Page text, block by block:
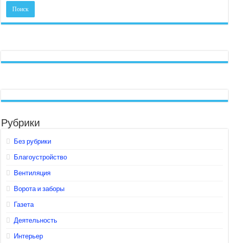
Рубрики
Без рубрики
Благоустройство
Вентиляция
Ворота и заборы
Газета
Деятельность
Интерьер